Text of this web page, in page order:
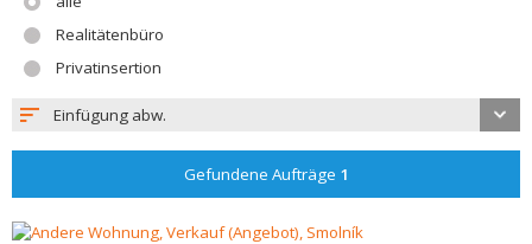
Realitätenbüro
Privatinsertion
Einfügung abw.
Gefundene Aufträge 1